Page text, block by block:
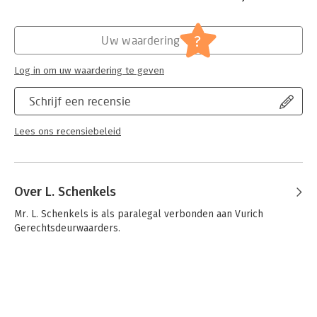
Burgerlijk recht overige
Schrijf een recensie
Lees ons recensiebeleid
Uw waardering ?
Log in om uw waardering te geven
Over L. Schenkels
Mr. L. Schenkels is als paralegal verbonden aan Vurich
Gerechtsdeurwaarders.